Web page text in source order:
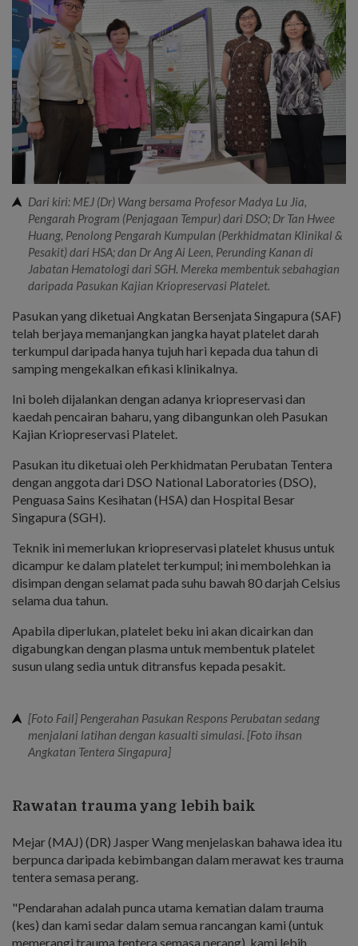
Dari kiri: MEJ (Dr) Wang bersama Profesor Madya Lu Jia,
Pengarah Program (Penjagaan Tempur) dari DSO; Dr Tan Hwee
Huang, Penolong Pengarah Kumpulan (Perkhidmatan Klinikal &
Pesakit) dari HSA; dan Dr Ang Ai Leen, Perunding Kanan di
Jabatan Hematologi dari SGH. Mereka membentuk sebahagian
daripada Pasukan Kajian Kriopreservasi Platelet.
Pasukan yang diketuai Angkatan Bersenjata Singapura (SAF)
telah berjaya memanjangkan jangka hayat platelet darah
terkumpul daripada hanya tujuh hari kepada dua tahun di
samping mengekalkan efikasi klinikalnya.
Ini boleh dijalankan dengan adanya kriopreservasi dan
kaedah pencairan baharu, yang dibangunkan oleh Pasukan
Kajian Kriopreservasi Platelet.
Pasukan itu diketuai oleh Perkhidmatan Perubatan Tentera
dengan anggota dari DSO National Laboratories (DSO),
Penguasa Sains Kesihatan (HSA) dan Hospital Besar
Singapura (SGH).
Teknik ini memerlukan kriopreservasi platelet khusus untuk
dicampur ke dalam platelet terkumpul; ini membolehkan ia
disimpan dengan selamat pada suhu bawah 80 darjah Celsius
selama dua tahun.
Apabila diperlukan, platelet beku ini akan dicairkan dan
digabungkan dengan plasma untuk membentuk platelet
susun ulang sedia untuk ditransfus kepada pesakit.
[Foto Fail] Pengerahan Pasukan Respons Perubatan sedang
menjalani latihan dengan kasualti simulasi. [Foto ihsan
Angkatan Tentera Singapura]
Rawatan trauma yang lebih baik
Mejar (MAJ) (DR) Jasper Wang menjelaskan bahawa idea itu
berpunca daripada kebimbangan dalam merawat kes trauma
tentera semasa perang.
"Pendarahan adalah punca utama kematian dalam trauma
(kes) dan kami sedar dalam semua rancangan kami (untuk
memerangi trauma tentera semasa perang), kami lebih